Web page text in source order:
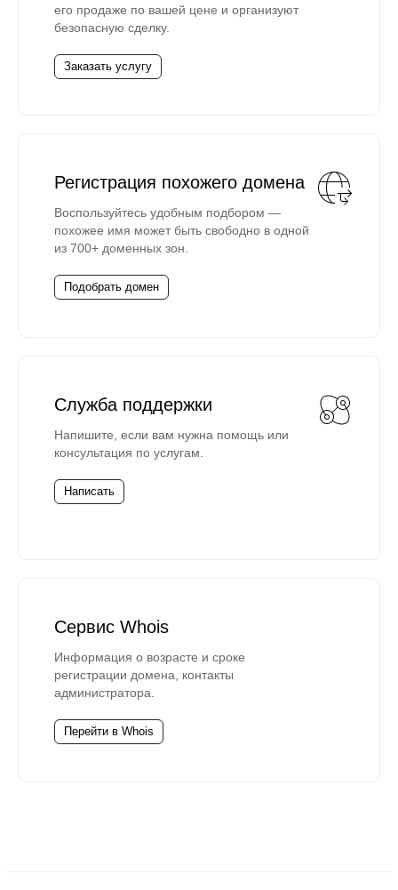
его продаже по вашей цене и организуют
безопасную сделку.
Заказать услугу
Регистрация похожего домена
Воспользуйтесь удобным подбором —
похожее имя может быть свободно в одной
из 700+ доменных зон.
Подобрать домен
Служба поддержки
Напишите, если вам нужна помощь или
консультация по услугам.
Написать
Сервис Whois
Информация о возрасте и сроке
регистрации домена, контакты
администратора.
Перейти в Whois